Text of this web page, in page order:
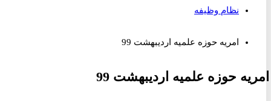
نظام وظیفه
امریه حوزه علمیه اردیبهشت 99
حوزه علمیه اردیبهشت 99